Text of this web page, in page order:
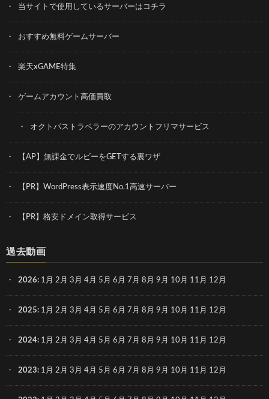
当サイトで使用しているサーバーはコチラ
おすすめ無料ゲームサーバー
楽天xGAME特集
ゲームアカウント高価買取
オクトパストラベラーのアカウントフリマサービス
【AP】無課金でルビーをGETする裏ワザ
【PR】WordPress表示速度No.1高速サーバー
【PR】格安ドメイン取得サービス
過去動画
2026: 1月 2月 3月 4月 5月 6月 7月 8月 9月 10月 11月 12月
2025: 1月 2月 3月 4月 5月 6月 7月 8月 9月 10月 11月 12月
2024: 1月 2月 3月 4月 5月 6月 7月 8月 9月 10月 11月 12月
2023: 1月 2月 3月 4月 5月 6月 7月 8月 9月 10月 11月 12月